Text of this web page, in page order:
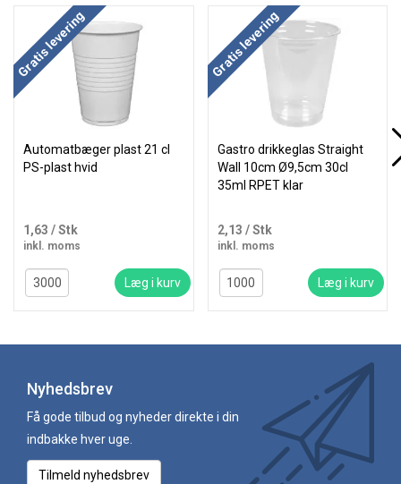
Køb mere og spar
Gratis levering
Automatbæger plast 21 cl
PS-plast hvid
1,63 / Stk
inkl. moms
Læg i kurv
Gratis levering
Gastro drikkeglas Straight
Wall 10cm Ø9,5cm 30cl
35ml RPET klar
2,13 / Stk
inkl. moms
Læg i kurv
Nyhedsbrev
Få gode tilbud og nyheder direkte i din
indbakke hver uge.
Tilmeld nyhedsbrev